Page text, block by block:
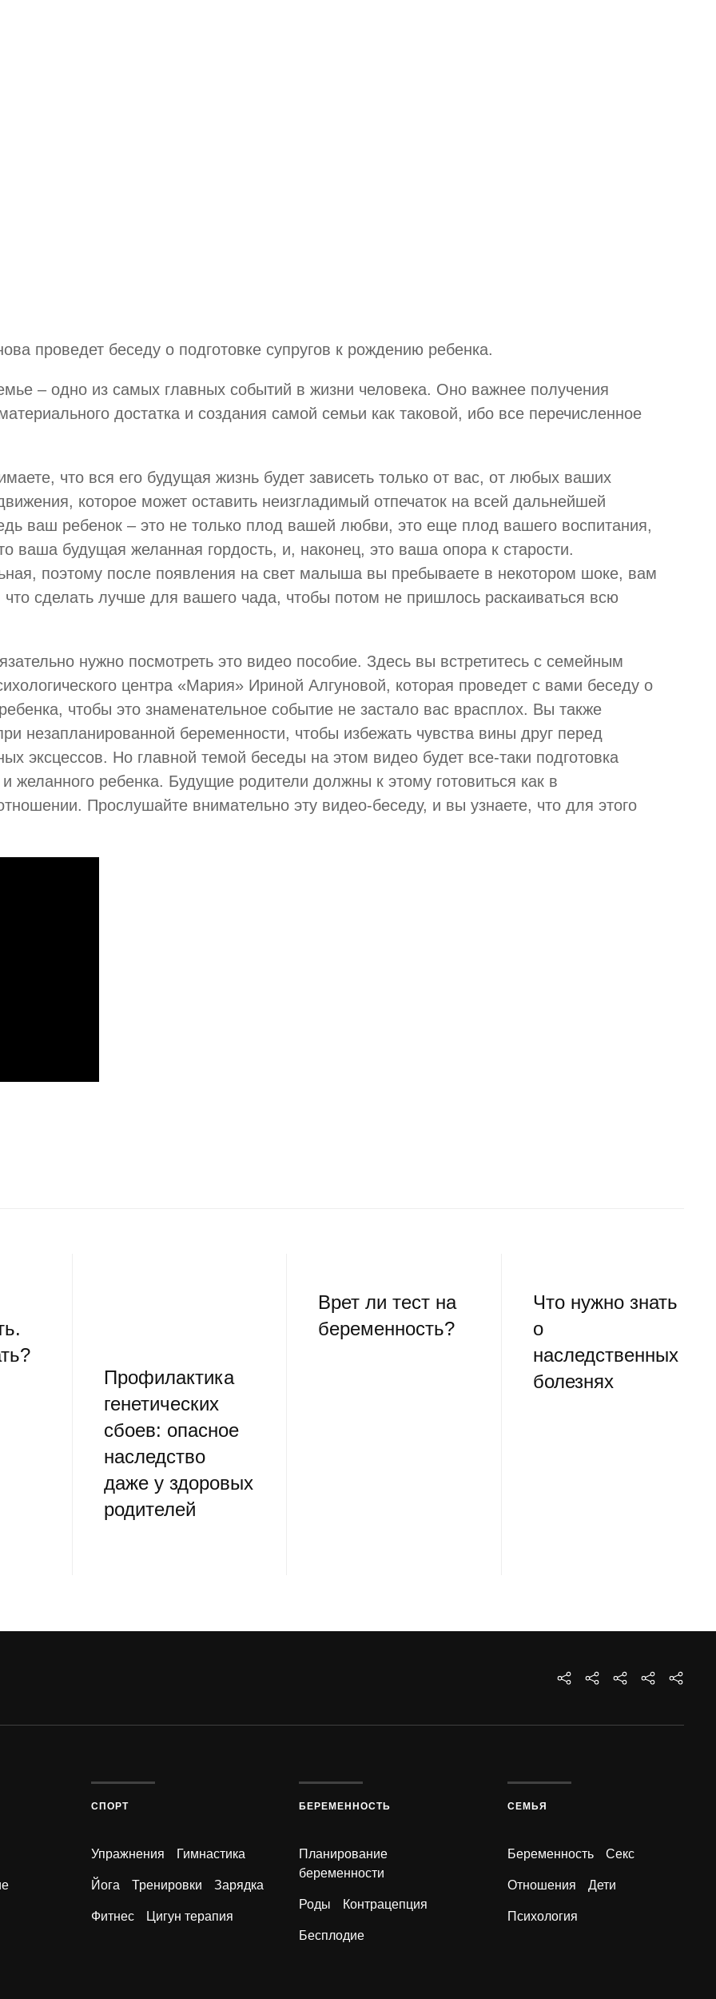
проведет беседу о подготовке супругов к рождению ребенка.
– одно из самых главных событий в жизни человека. Оно важнее получения
достатка и создания самой семьи как таковой, ибо все перечисленное
что вся его будущая жизнь будет зависеть только от вас, от любых ваших
которое может оставить неизгладимый отпечаток на всей дальнейшей
ваш ребенок – это не только плод вашей любви, это еще плод вашего воспитания,
ваша будущая желанная гордость, и, наконец, это ваша опора к старости.
поэтому после появления на свет малыша вы пребываете в некотором шоке, вам
сделать лучше для вашего чада, чтобы потом не пришлось раскаиваться всю
нужно посмотреть это видео пособие. Здесь вы встретитесь с семейным
центра «Мария» Ириной Алгуновой, которая проведет с вами беседу о
чтобы это знаменательное событие не застало вас врасплох. Вы также
незапланированной беременности, чтобы избежать чувства вины друг перед
эксцессов. Но главной темой беседы на этом видео будет все-таки подготовка
желанного ребенка. Будущие родители должны к этому готовиться как в
Прослушайте внимательно эту видео-беседу, и вы узнаете, что для этого
Профилактика
генетических
сбоев: опасное
наследство
даже у здоровых
родителей
Врет ли тест на
беременность?
Что нужно знать
о
наследственных
болезнях
СПОРТ
Упражнения Гимнастика
Йога Тренировки Зарядка
Фитнес Цигун терапия
БЕРЕМЕННОСТЬ
Планирование
беременности
Роды Контрацепция
Бесплодие
СЕМЬЯ
Беременность Секс
Отношения Дети
Психология